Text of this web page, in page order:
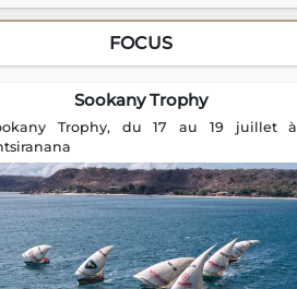
FOCUS
Sookany Trophy
Trophy, du 17 au 19 juillet à